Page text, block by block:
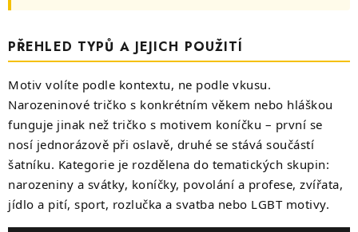
PŘEHLED TYPŮ A JEJICH POUŽITÍ
Motiv volíte podle kontextu, ne podle vkusu.
Narozeninové tričko s konkrétním věkem nebo hláškou
funguje jinak než tričko s motivem koníčku – první se
nosí jednorázově při oslavě, druhé se stává součástí
šatníku. Kategorie je rozdělena do tematických skupin:
narozeniny a svátky, koníčky, povolání a profese, zvířata,
jídlo a pití, sport, rozlučka a svatba nebo LGBT motivy.